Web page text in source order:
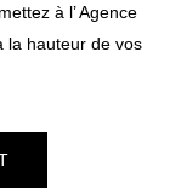
à l’ Agence
la hauteur de vos